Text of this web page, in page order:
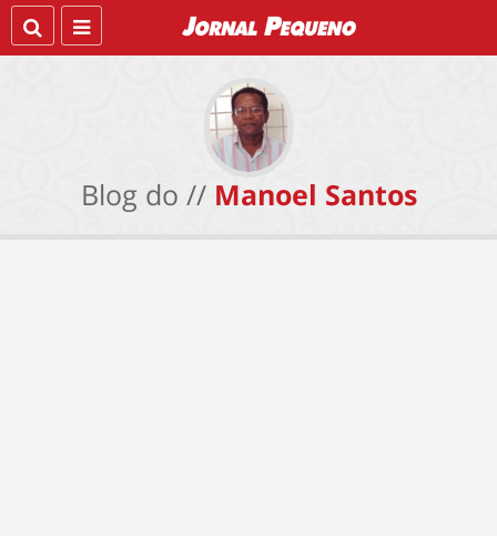
Blog do // Manoel Santos